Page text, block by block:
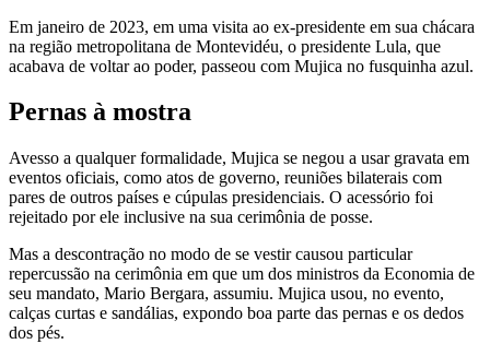
Em janeiro de 2023, em uma visita ao ex-presidente em sua chácara
na região metropolitana de Montevidéu, o presidente Lula, que
acabava de voltar ao poder, passeou com Mujica no fusquinha azul.
Pernas à mostra
Avesso a qualquer formalidade, Mujica se negou a usar gravata em
eventos oficiais, como atos de governo, reuniões bilaterais com
pares de outros países e cúpulas presidenciais. O acessório foi
rejeitado por ele inclusive na sua cerimônia de posse.
Mas a descontração no modo de se vestir causou particular
repercussão na cerimônia em que um dos ministros da Economia de
seu mandato, Mario Bergara, assumiu. Mujica usou, no evento,
calças curtas e sandálias, expondo boa parte das pernas e os dedos
dos pés.